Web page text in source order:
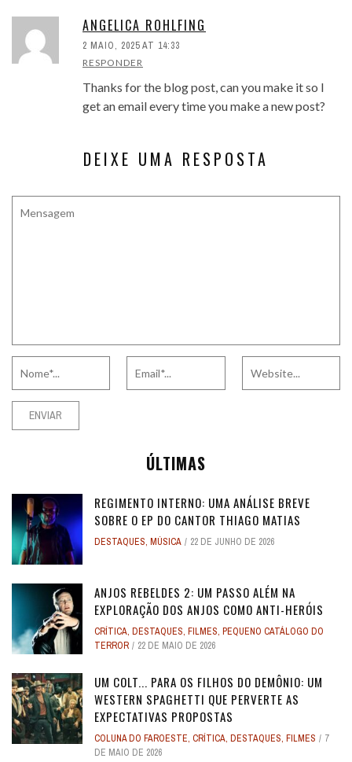
ANGELICA ROHLFING
2 MAIO, 2025 AT 14:33
RESPONDER
Thanks for the blog post, can you make it so I
get an email every time you make a new post?
DEIXE UMA RESPOSTA
ÚLTIMAS
REGIMENTO INTERNO: UMA ANÁLISE BREVE
SOBRE O EP DO CANTOR THIAGO MATIAS
DESTAQUES, MÚSICA 22 DE JUNHO DE 2026
ANJOS REBELDES 2: UM PASSO ALÉM NA
EXPLORAÇÃO DOS ANJOS COMO ANTI-HERÓIS
CRÍTICA, DESTAQUES, FILMES, PEQUENO CATÁLOGO DO
TERROR
22 DE MAIO DE 2026
UM COLT... PARA OS FILHOS DO DEMÔNIO: UM
WESTERN SPAGHETTI QUE PERVERTE AS
EXPECTATIVAS PROPOSTAS
COLUNA DO FAROESTE, CRÍTICA, DESTAQUES, FILMES
7
DE MAIO DE 2026